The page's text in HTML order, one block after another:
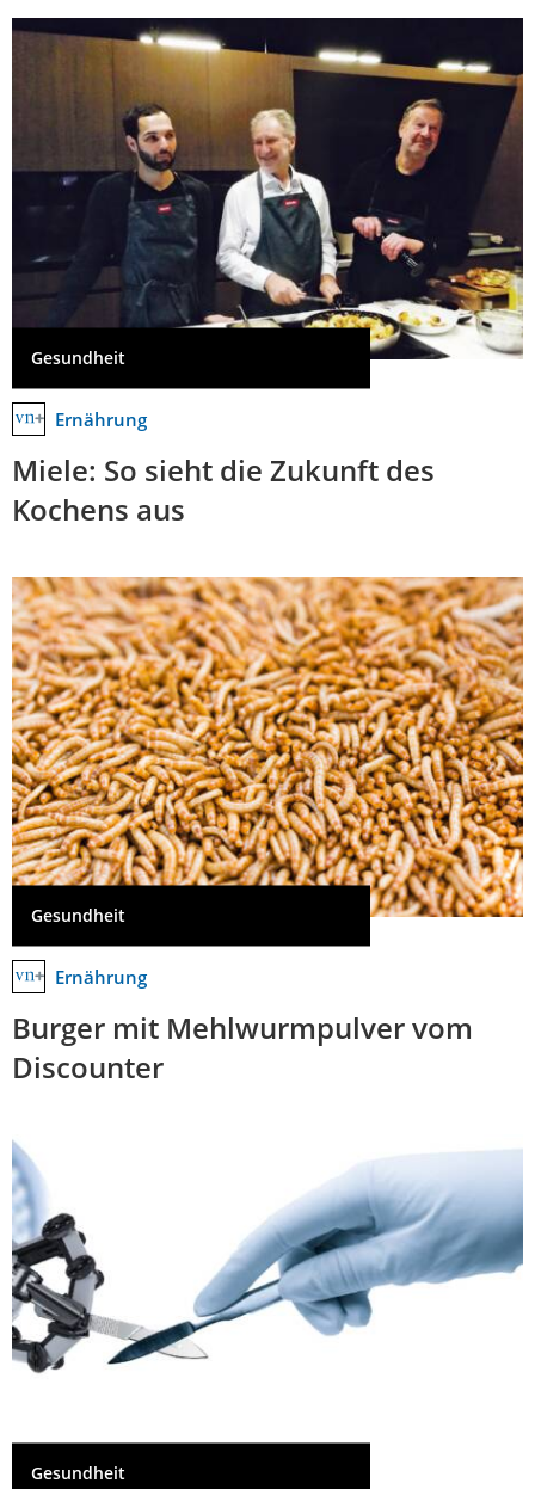
Gesundheit
Ernährung
Miele: So sieht die Zukunft des
Kochens aus
Gesundheit
Ernährung
Burger mit Mehlwurmpulver vom
Discounter
Gesundheit